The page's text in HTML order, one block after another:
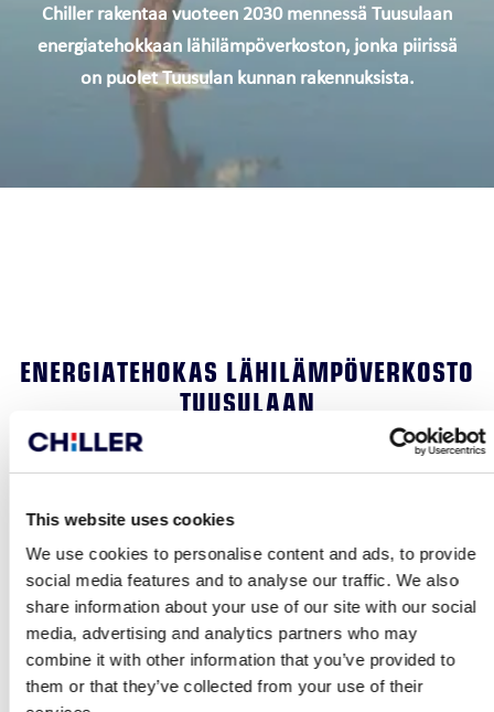
This website uses cookies
We use cookies to personalise content and ads, to provide
social media features and to analyse our traffic. We also
share information about your use of our site with our social
media, advertising and analytics partners who may
combine it with other information that you’ve provided to
them or that they’ve collected from your use of their
Chiller rakentaa vuoteen 2030 mennessä Tuusulaan
energiatehokkaan lähilämpöverkoston, jonka piirissä
on puolet Tuusulan kunnan rakennuksista.
ENERGIATEHOKAS LÄHILÄMPÖVERKOSTO
TUUSULAAN
lähilämpöverkoston, jonka piirissä on puolet Tuusulan kunnan
rakennuksista.
Ekologinen lämpöenergia Tuusulanjärvestä
Lämpö kerätään Tuusulanjärvestä vesivaihtimien avulla ja
lähilämpöverkon lämpötila nostetaan lämpöpumppujen avulla korkeaan